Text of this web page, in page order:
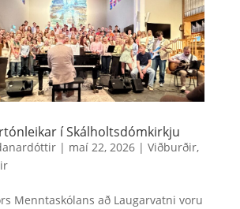
í Skálholtsdómkirkju
| maí 22, 2026| Viðburðir,
Menntaskólans að Laugarvatni voru